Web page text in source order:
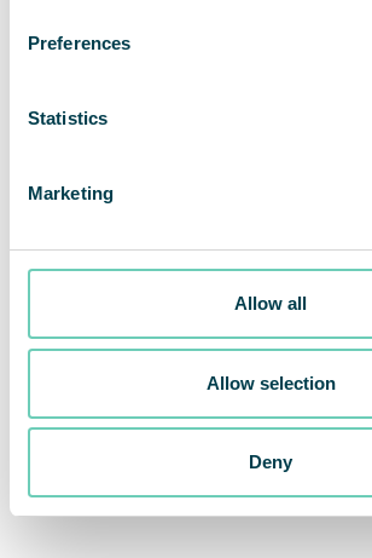
Preferences
Statistics
Marketing
Allow all
Allow selection
Deny